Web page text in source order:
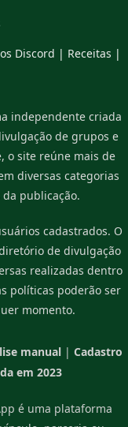
Discord | Receitas |
independente criada
de grupos e
o site reúne mais de
diversas categorias
publicação.
cadastrados. O
de divulgação
realizadas dentro
políticas poderão ser
momento.
manual| Cadastro
em 2023
é uma plataforma